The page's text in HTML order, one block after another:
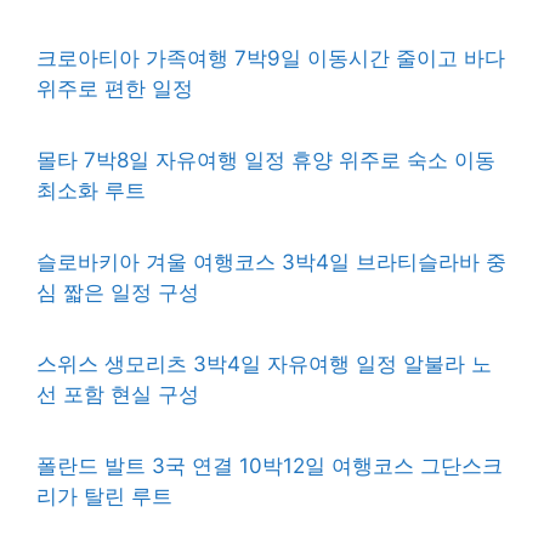
크로아티아 가족여행 7박9일 이동시간 줄이고 바다
위주로 편한 일정
몰타 7박8일 자유여행 일정 휴양 위주로 숙소 이동
최소화 루트
슬로바키아 겨울 여행코스 3박4일 브라티슬라바 중
심 짧은 일정 구성
스위스 생모리츠 3박4일 자유여행 일정 알불라 노
선 포함 현실 구성
폴란드 발트 3국 연결 10박12일 여행코스 그단스크
리가 탈린 루트